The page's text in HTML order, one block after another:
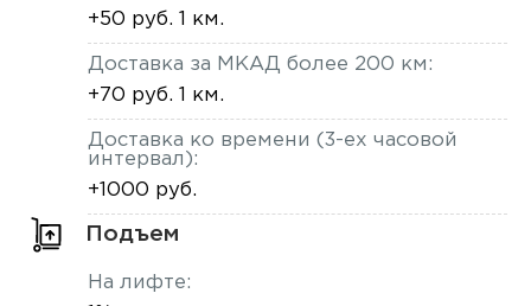
+50 руб. 1 км.
Доставка за МКАД более 200 км:
+70 руб. 1 км.
Доставка ко времени (3-ех часовой
интервал):
+1000 руб.
Подъем
На лифте: